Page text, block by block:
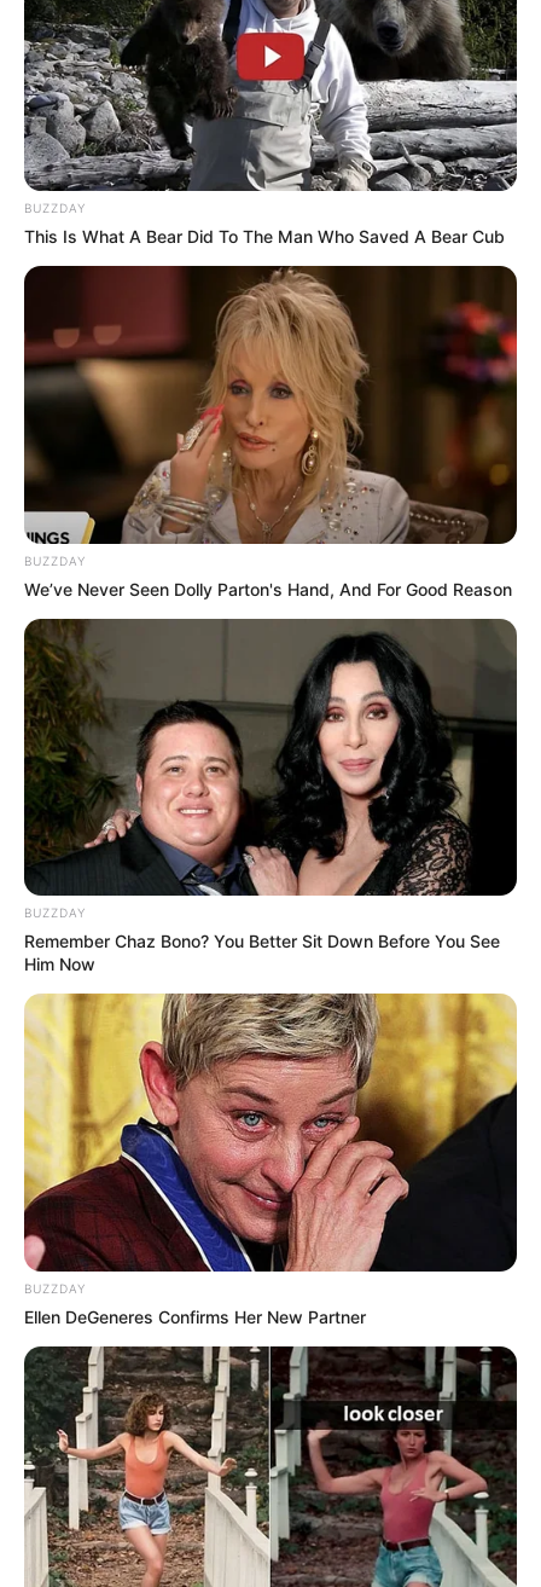
BUZZDAY
This Is What A Bear Did To The Man Who Saved A Bear Cub
BUZZDAY
We’ve Never Seen Dolly Parton's Hand, And For Good Reason
BUZZDAY
Remember Chaz Bono? You Better Sit Down Before You See
Him Now
BUZZDAY
Ellen DeGeneres Confirms Her New Partner